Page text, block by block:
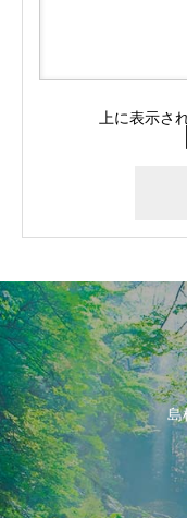
上に表示さ
島